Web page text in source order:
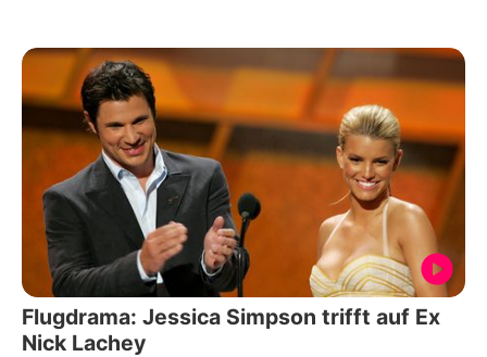
Flugdrama: Jessica Simpson trifft auf Ex
Nick Lachey